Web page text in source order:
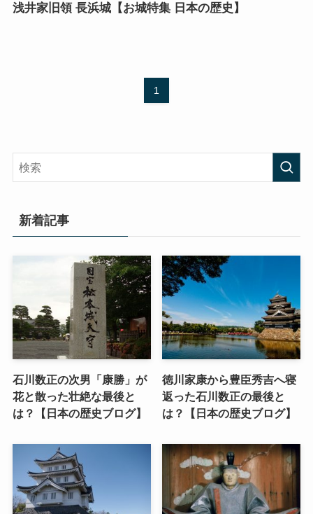
浅井家旧領 長浜城【お城特集 日本の歴史】
1
新着記事
石川数正の次男「康勝」が
花と散った壮絶な最後と
は？【日本の歴史ブログ】
徳川家康から豊臣秀吉へ寝
返った石川数正の最後と
は？【日本の歴史ブログ】